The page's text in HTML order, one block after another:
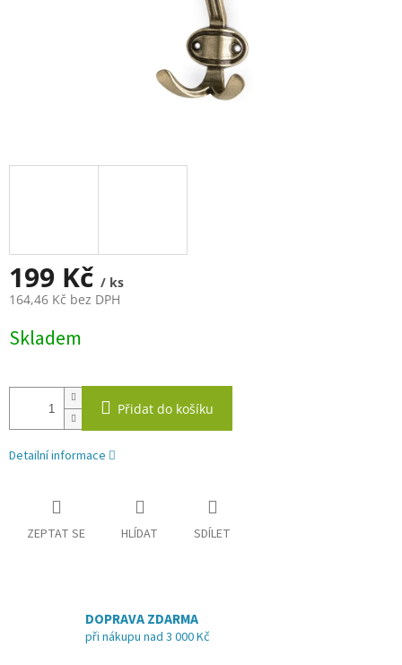
199 Kč / ks
164,46 Kč bez DPH
cena:
Skladem
Přidat do košíku
Detailní informace
ZEPTAT SE HLÍDAT SDÍLET
DOPRAVA ZDARMA
při nákupu nad 3 000 Kč